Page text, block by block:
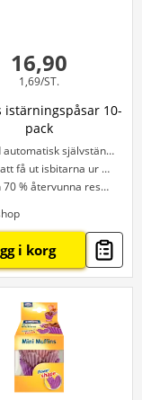
16,90
1,69/ST.
istärningspåsar 10-
pack
Med automatisk självstängning
Lätt att få ut isbitarna ur påsen
Från 70 % återvunna resurser
i korg